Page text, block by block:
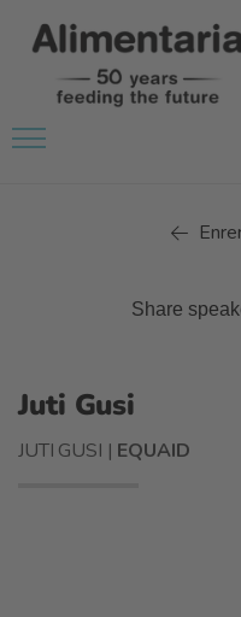
Share
Juti Gusi
JUTI GUSI | EQUAID